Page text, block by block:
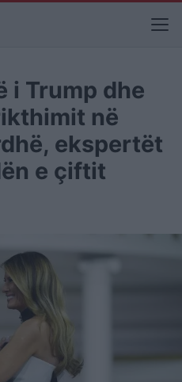
i Trump dhe
në
ekspertët
e çiftit